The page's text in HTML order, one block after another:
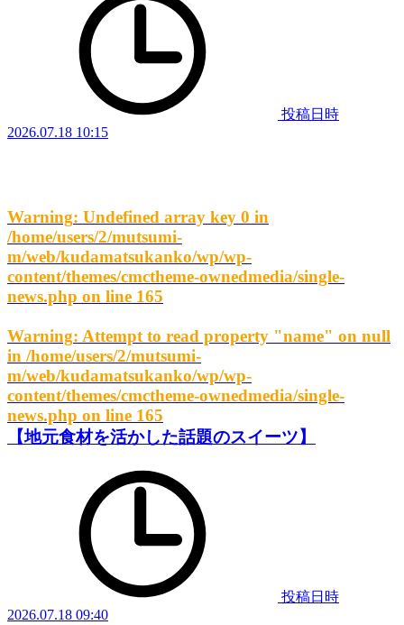
投稿日時
2026.07.18 10:15
Warning: Undefined array key 0 in
/home/users/2/mutsumi-
m/web/kudamatsukanko/wp/wp-
content/themes/cmctheme-ownedmedia/single-
news.php on line 165
Warning: Attempt to read property "name" on null
in /home/users/2/mutsumi-
m/web/kudamatsukanko/wp/wp-
content/themes/cmctheme-ownedmedia/single-
news.php on line 165
【地元食材を活かした話題のスイーツ】
投稿日時
2026.07.18 09:40